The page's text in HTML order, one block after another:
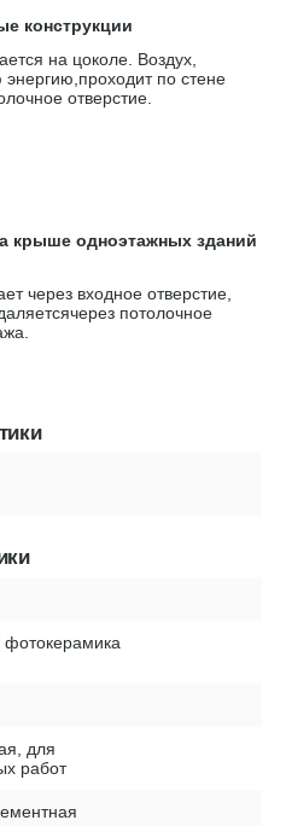
конструкции
на цоколе. Воздух,
энергию,проходит по стене
отверстие.
крыше одноэтажных зданий
через входное отверстие,
потолочное
фотокерамика
для
работ